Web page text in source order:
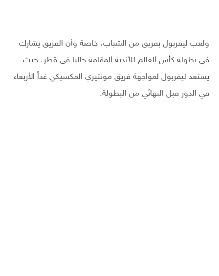
ولعب ليفربول بفريق من الشباب، خاصة وأن الفريق يشارك
في بطولة كأس العالم للأندية المقامة حاليا في قطر، حيث
يستعد ليفربول لمواجهة فريق مونتيري المكسيكي غداً الأربعاء
في الدور قبل النهائي من البطولة.